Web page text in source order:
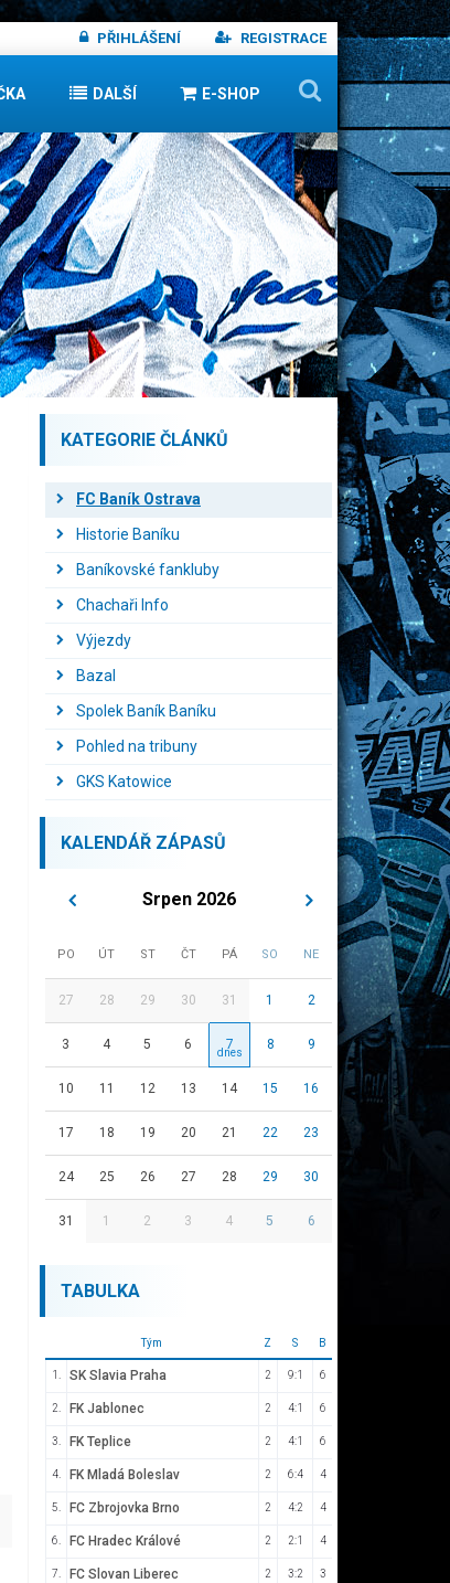
PŘIHLÁŠENÍ REGISTRACE
DALŠÍ E-SHOP
KATEGORIE ČLÁNKŮ
FC Baník Ostrava
Historie Baníku
Baníkovské fankluby
Chachaři Info
Výjezdy
Bazal
Spolek Baník Baníku
Pohled na tribuny
GKS Katowice
KALENDÁŘ ZÁPASŮ
Srpen 2026
PO ÚT ST ČT PÁ SO NE
27 28 29 30 31 1 2
3 4 5 6 7 8 9
10 11 12 13 14 15 16
17 18 19 20 21 22 23
24 25 26 27 28 29 30
31 1 2 3 4 5 6
TABULKA
Tým Z S B
1. SK Slavia Praha 2 9:1 6
2. FK Jablonec 2 4:1 6
3. FK Teplice 2 4:1 6
4. FK Mladá Boleslav 2 6:4 4
5. FC Zbrojovka Brno 2 4:2 4
6. FC Hradec Králové 2 2:1 4
7. FC Slovan Liberec 2 3:2 3